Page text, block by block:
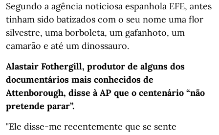
Segundo a agência noticiosa espanhola EFE, antes
tinham sido batizados com o seu nome uma flor
silvestre, uma borboleta, um gafanhoto, um
camarão e até um dinossauro.
Alastair Fothergill, produtor de alguns dos
documentários mais conhecidos de
Attenborough, disse à AP que o centenário “não
pretende parar”.
"Ele disse-me recentemente que se sente